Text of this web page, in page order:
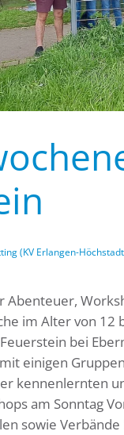
(KV Erlangen-
Abenteuer,
im Alter von 12
bei
einigen
kennenlernten
am Sonntag
sowie